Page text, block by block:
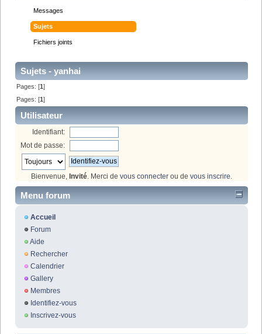
Messages
Sujets
Fichiers joints
Sujets - yanhai
Pages: [1]
Pages: [1]
Utilisateur
Identifiant:
Mot de passe:
Bienvenue, Invité. Merci de vous connecter ou de vous inscrire.
Menu forum
Accueil
Forum
Aide
Rechercher
Calendrier
Gallery
Membres
Identifiez-vous
Inscrivez-vous